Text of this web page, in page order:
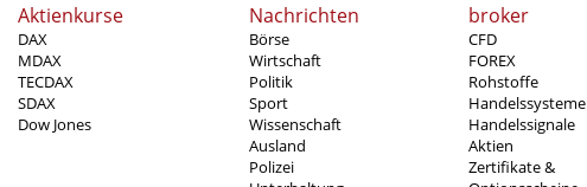
Aktienkurse
DAX
MDAX
TECDAX
SDAX
Dow Jones
Nachrichten
Börse
Wirtschaft
Politik
Sport
Wissenschaft
Ausland
Polizei
broker
CFD
FOREX
Rohstoffe
Handelssysteme
Handelssignale
Aktien
Zertifikate &